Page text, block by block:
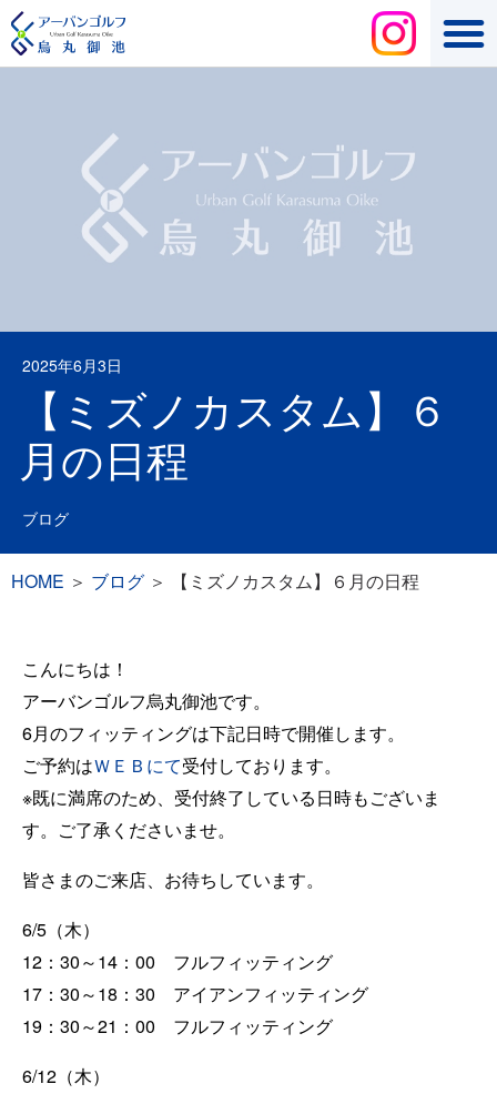
2025年6月3日
【ミズノカスタム】６
月の日程
ブログ
HOME ＞ ブログ ＞ 【ミズノカスタム】６月の日程
こんにちは！
アーバンゴルフ烏丸御池です。
6月のフィッティングは下記日時で開催します。
ご予約はＷＥＢにて受付しております。
※既に満席のため、受付終了している日時もございま
す。ご了承くださいませ。
皆さまのご来店、お待ちしています。
6/5（木）
12：30～14：00 フルフィッティング
17：30～18：30 アイアンフィッティング
19：30～21：00 フルフィッティング
6/12（木）